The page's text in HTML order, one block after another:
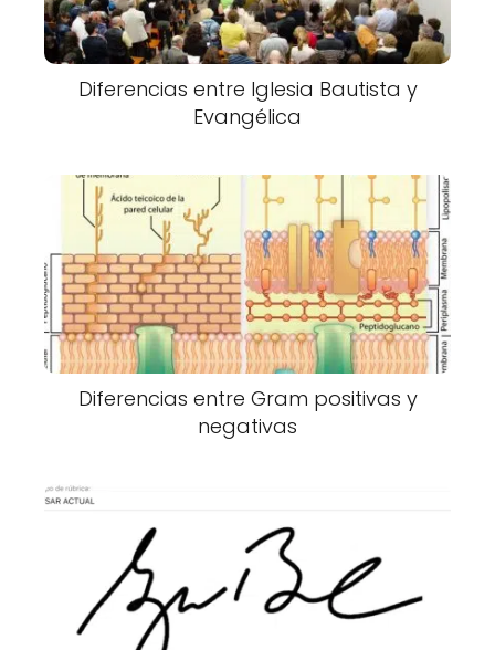
Diferencias entre Iglesia Bautista y
Evangélica
Diferencias entre Gram positivas y
negativas